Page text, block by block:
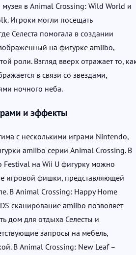
музея в Animal Crossing: Wild World и
Игроки могли посещать
Селеста помогала в создании
на фигурке amiibo,
роли. Взгляд вверх отражает то,
в связи со звездами,
ночного неба.
и эффекты
с несколькими играми Nintendo,
amiibo серии Animal Crossing. В
Festival на Wii U фигурку можно
игровой фишки, представляющей
В Animal Crossing: Happy Home
сканирование amiibo позволяет
дом для отдыха Селесты и
запросы на мебель,
В Animal Crossing: New Leaf –